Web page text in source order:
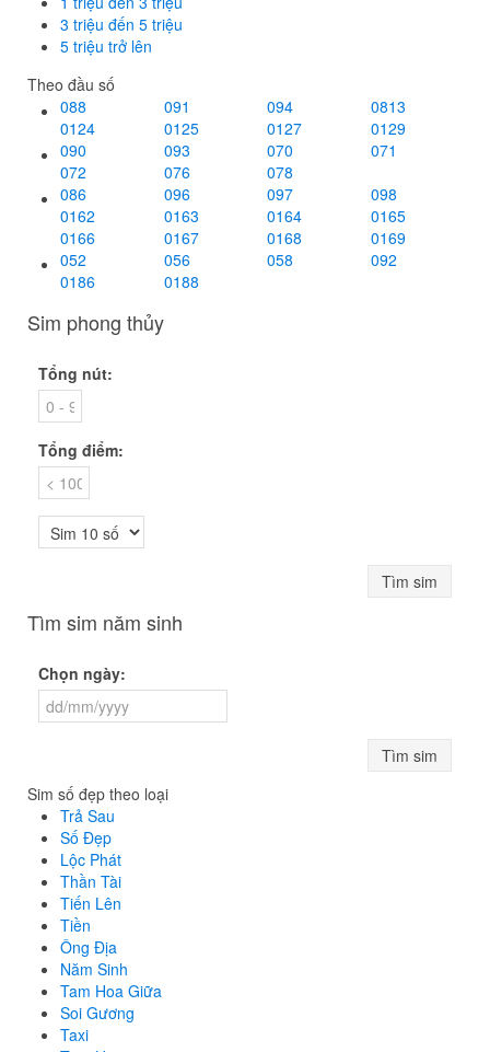
3 triệu đến 5 triệu
5 triệu trở lên
Theo đầu số
088
091 094
0813
0124
0125 0127
0129
090
093 070
071
072
076
078
086
096 097
098
0162
0163 0164
0165
0166
0167 0168
0169
052
056 058
092
0186
0188
Sim phong thủy
Tổng nút:
Tổng điểm:
Tìm sim
Tìm sim năm sinh
Chọn ngày:
Tìm sim
Sim số đẹp theo loại
Trả Sau
Số Đẹp
Lộc Phát
Thần Tài
Tiến Lên
Tiền
Ông Địa
Năm Sinh
Tam Hoa Giữa
Soi Gương
Taxi